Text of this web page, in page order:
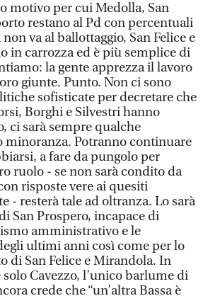
motivo per cui Medolla, San
restano al Pd con percentuali
va al ballottaggio, San Felice e
in carrozza ed è più semplice di
la gente apprezza il lavoro
giunte. Punto. Non ci sono
sofisticate per decretare che
Borghi e Silvestri hanno
ci sarà sempre qualche
minoranza. Potranno continuare
a fare da pungolo per
ruolo - se non sarà condito da
risposte vere ai quesiti
- resterà tale ad oltranza. Lo sarà
San Prospero, incapace di
amministrativo e le
ultimi anni così come per lo
di San Felice e Mirandola. In
solo Cavezzo, l’unico barlume di
crede che “un’altra Bassa è